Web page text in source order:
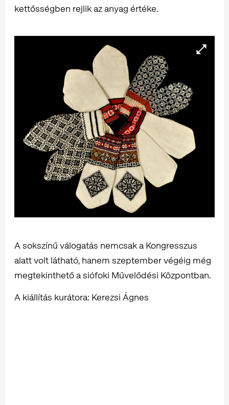
kettősségben rejlik az anyag értéke.
A sokszínű válogatás nemcsak a Kongresszus
alatt volt látható, hanem szeptember végéig még
megtekinthető a siófoki Művelődési Központban.
A kiállítás kurátora: Kerezsi Ágnes